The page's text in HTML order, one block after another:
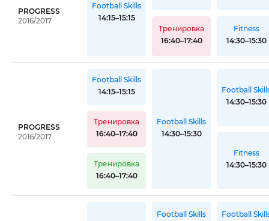
PROGRESS
2016/2017
Football Skills
14:15–15:15
Тренировка
16:40–17:40
Fitness
14:30–15:30
PROGRESS
2016/2017
Football Skills
14:15–15:15
Тренировка
16:40–17:40
Тренировка
16:40–17:40
Football Skills
14:30–15:30
Football
14:30–15:30
Fitness
14:30–15:30
Football Skills
Football